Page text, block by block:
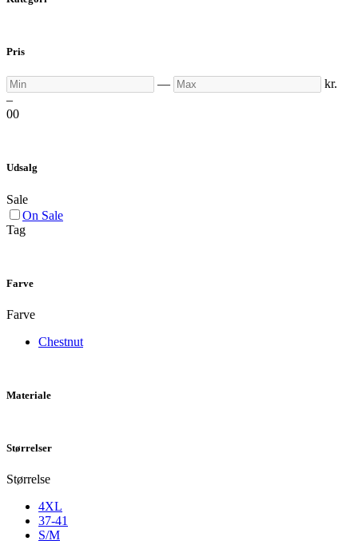
Pris
Min — Max
kr.
–
00
Udsalg
Sale
On Sale
Tag
Farve
Farve
Chestnut
Materiale
Størrelser
Størrelse
4XL
37-41
S/M